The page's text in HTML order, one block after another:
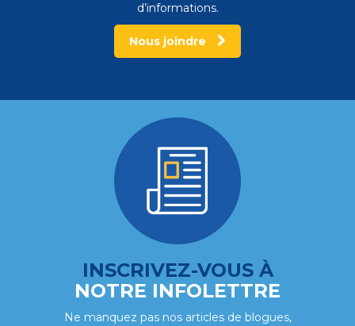
d’informations.
Nous joindre
INSCRIVEZ-VOUS À
NOTRE INFOLETTRE
Ne manquez pas nos articles de blogues,